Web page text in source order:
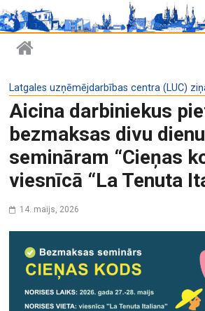
Latgales uzņēmējdarbības centra (LUC)
Aicina darbiniekus
bezmaksas divu dienu
semināram “Cieņas
viesnīcā “La Tenuta
14. maijs, 2026